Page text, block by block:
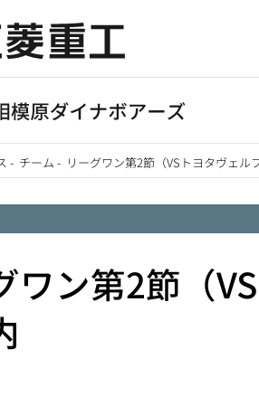
- チーム - リーグワン第2節（VSトヨタヴェル
ワン第2節（